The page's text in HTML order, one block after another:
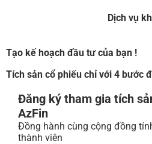
Dịch vụ
Tạo kế hoạch đầu tư của bạn !
Tích sản cổ phiếu chỉ với 4 bước
Đăng ký tham gia tích
AzFin
Đồng hành cùng cộng đồng
thành viên